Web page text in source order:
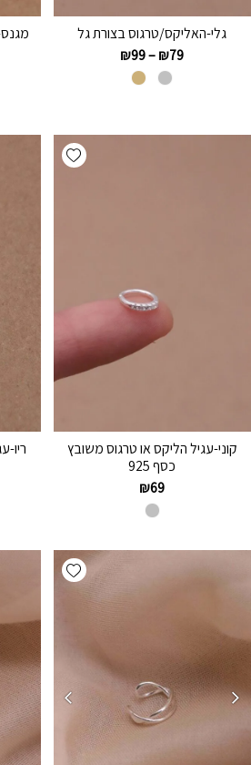
גלי-האליקס/טרגוס בצורת גל
₪79
–
₪99
Add wishlist
קוני-עגיל הליקס או טרגוס משובץ
כסף 925
₪69
Add wishlist